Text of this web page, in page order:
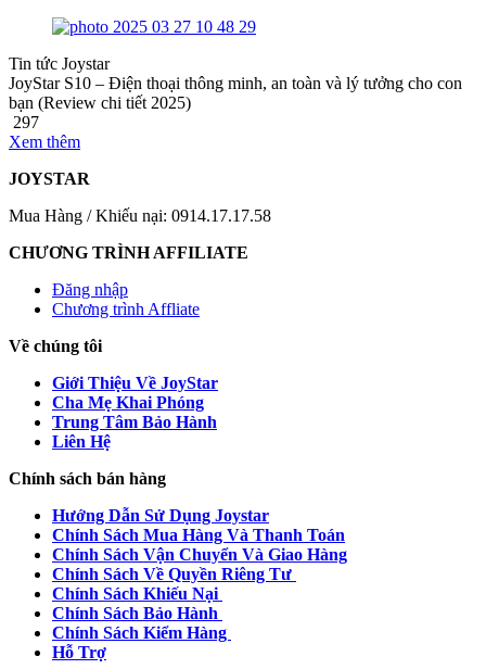
Tin tức Joystar
JoyStar S10 – Điện thoại thông minh, an toàn và lý tưởng cho con
bạn (Review chi tiết 2025)
297
Xem thêm
JOYSTAR
Mua Hàng / Khiếu nại: 0914.17.17.58
CHƯƠNG TRÌNH AFFILIATE
Đăng nhập
Chương trình Affliate
Về chúng tôi
Giới Thiệu Về JoyStar
Cha Mẹ Khai Phóng
Trung Tâm Bảo Hành
Liên Hệ
Chính sách bán hàng
Hướng Dẫn Sử Dụng Joystar
Chính Sách Mua Hàng Và Thanh Toán
Chính Sách Vận Chuyển Và Giao Hàng
Chính Sách Về Quyền Riêng Tư
Chính Sách Khiếu Nại
Chính Sách Bảo Hành
Chính Sách Kiểm Hàng
Hỗ Trợ